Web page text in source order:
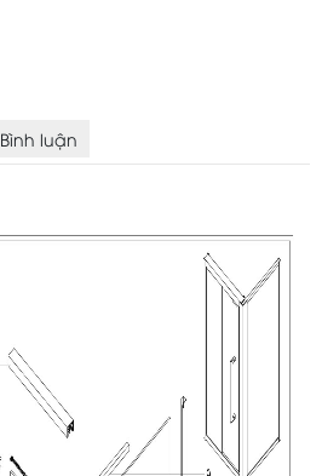
Bình luận